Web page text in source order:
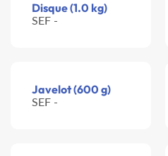
Disque (1.0 kg)
SEF -
Javelot (600 g)
SEF -